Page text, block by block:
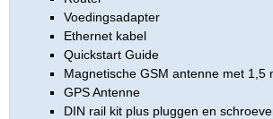
Voedingsadapter
Ethernet kabel
Quickstart Guide
Magnetische GSM antenne met 1,5
GPS Antenne
DIN rail kit plus pluggen en